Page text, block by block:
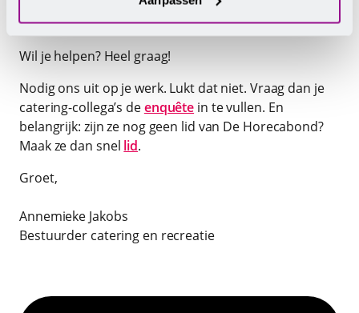
informatie hebben verzamelend en bekeken. Daarom
is het belangrijk dat we op tijd beginnen.
Wil je helpen? Heel graag!
Nodig ons uit op je werk. Lukt dat niet. Vraag dan je
catering-collega’s deenquête in te vullen. En
belangrijk: zijn ze nog geen lid van De Horecabond?
Maak ze dan snel lid.
Groet,
Annemieke Jakobs
Bestuurder catering en recreatie